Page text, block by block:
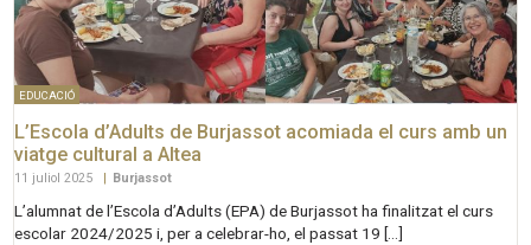
EDUCACIÓ
L’Escola d’Adults de Burjassot acomiada el curs amb un
viatge cultural a Altea
11 juliol 2025 Burjassot
L’alumnat de l’Escola d’Adults (EPA) de Burjassot ha finalitzat el curs
escolar 2024/2025 i, per a celebrar-ho, el passat 19 […]